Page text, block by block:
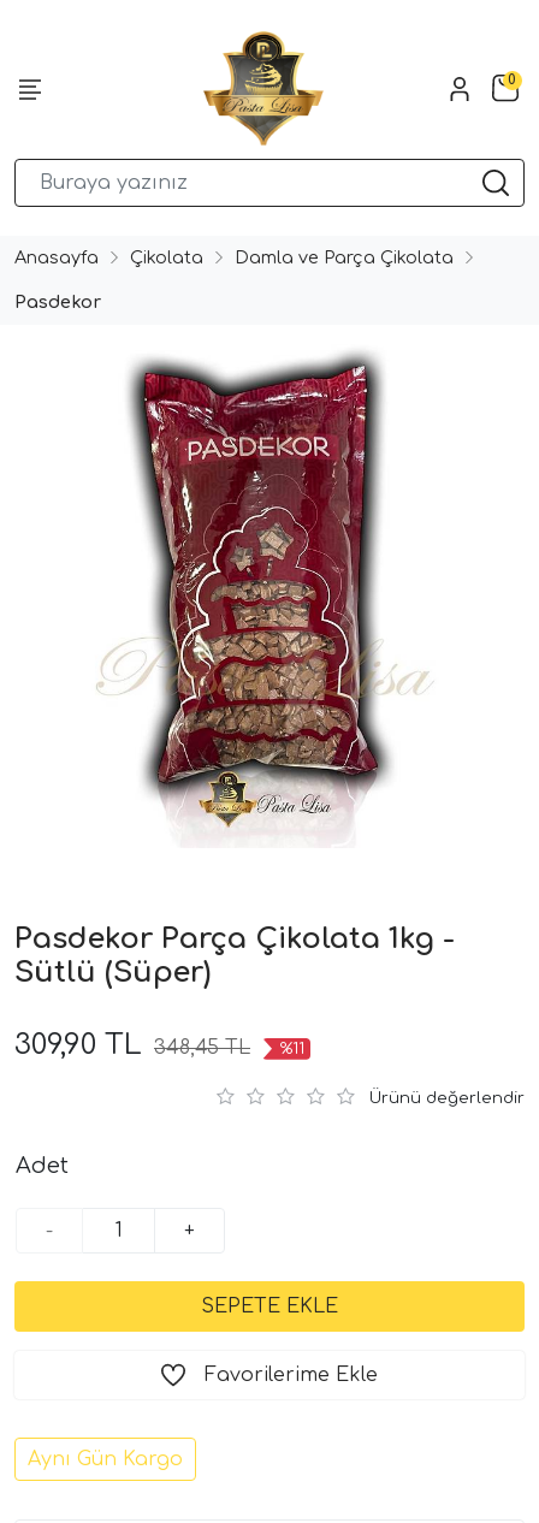
0
Anasayfa Çikolata Damla ve Parça Çikolata
Pasdekor
Pasdekor Parça Çikolata 1kg -
Sütlü (Süper)
309,90 TL 348,45 TL %11
Ürünü değerlendir
Adet
- +
Favorilerime Ekle
Aynı Gün Kargo